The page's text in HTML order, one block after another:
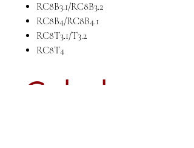
RC8B3.1/RC8B3.2
RC8B4/RC8B4.1
RC8T3.1/T3.2
RC8T4
Calcule